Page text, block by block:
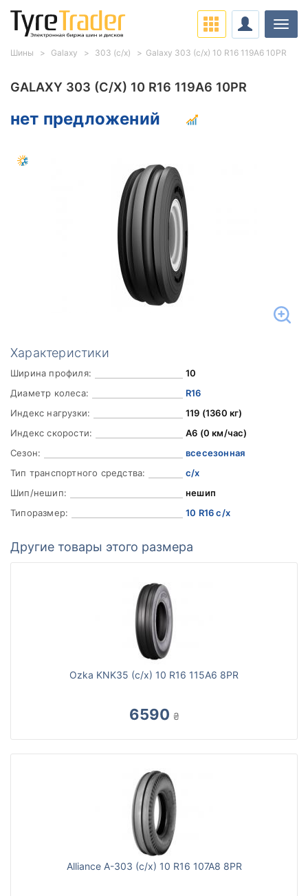
GALAXY 303 (С/Х) 10 R16 119A6 10PR
нет предложений
Характеристики
Ширина профиля:
10
Диаметр колеса:
R16
Индекс нагрузки:
119 (1360 кг)
Индекс скорости:
A6 (0 км/час)
Сезон:
всесезонная
Тип транспортного средства:
с/х
Шип/нешип:
нешип
Типоразмер:
10 R16 с/х
Другие товары этого размера
Ozka KNK35 (с/х) 10 R16 115A6 8PR
6590 ₴
Alliance A-303 (с/х) 10 R16 107A8 8PR
Шины Galaxy 303 (с/х) Galaxy 303 (с/х) 10 R16 119A6 10PR